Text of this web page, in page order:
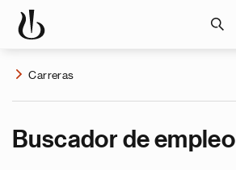
Carreras
Buscador de empleo